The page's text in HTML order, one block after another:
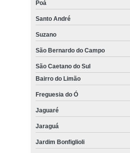
Poá
Santo André
Suzano
São Bernardo do Campo
São Caetano do Sul
Bairro do Limão
Freguesia do Ó
Jaguaré
Jaraguá
Jardim Bonfiglioli